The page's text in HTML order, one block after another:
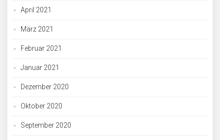
April 2021
März 2021
Februar 2021
Januar 2021
Dezember 2020
Oktober 2020
September 2020